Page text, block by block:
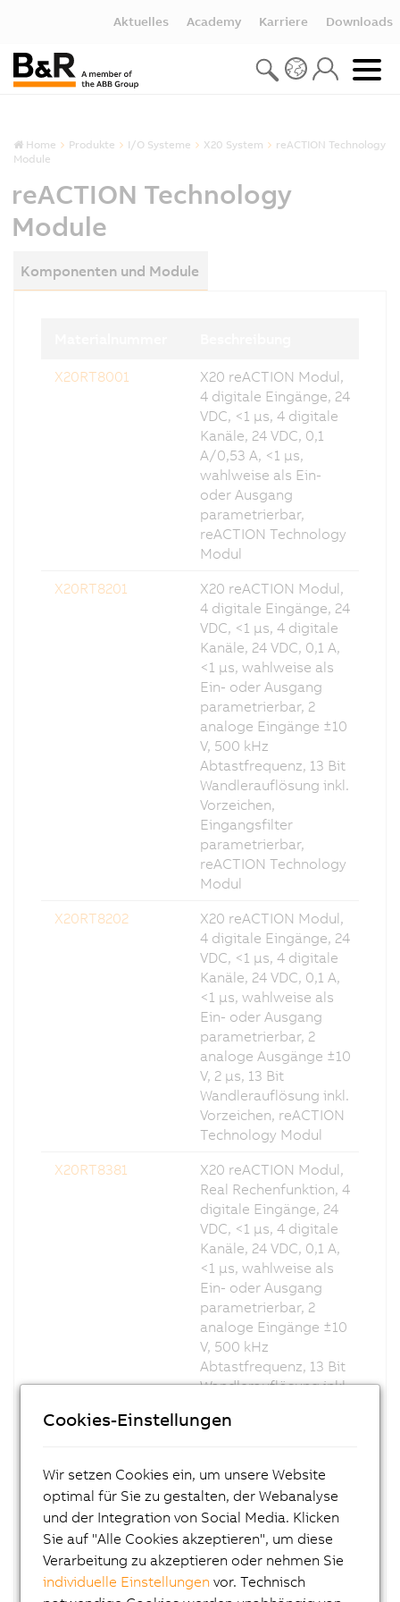
Aktuelles Academy Karriere Downloads
Home Produkte I/O Systeme X20 System
reACTION Technology
Module
reACTION Technology
Module
Komponenten und Module
X20RT8001
X20 reACTION Modul,
4 digitale Eingänge, 24
VDC, <1 µs, 4 digitale
Kanäle, 24 VDC, 0,1
A/0,53 A, <1 µs,
wahlweise als Ein-
oder Ausgang
parametrierbar,
reACTION Technology
Modul
X20RT8201
X20 reACTION Modul,
4 digitale Eingänge, 24
VDC, <1 µs, 4 digitale
Kanäle, 24 VDC, 0,1 A,
<1 µs, wahlweise als
Ein- oder Ausgang
parametrierbar, 2
analoge Eingänge ±10
V, 500 kHz
Abtastfrequenz, 13 Bit
Wandlerauflösung inkl.
Vorzeichen,
Eingangsfilter
parametrierbar,
reACTION Technology
Modul
X20RT8202
X20 reACTION Modul,
4 digitale Eingänge, 24
VDC, <1 µs, 4 digitale
Kanäle, 24 VDC, 0,1 A,
<1 µs, wahlweise als
Ein- oder Ausgang
parametrierbar, 2
analoge Ausgänge ±10
V, 2 µs, 13 Bit
Wandlerauflösung inkl.
Vorzeichen, reACTION
Technology Modul
X20RT8381
X20 reACTION Modul,
Real Rechenfunktion, 4
digitale Eingänge, 24
VDC, <1 µs, 4 digitale
Kanäle, 24 VDC, 0,1 A,
<1 µs, wahlweise als
Ein- oder Ausgang
parametrierbar, 2
analoge Eingänge ±10
V, 500 kHz
Abtastfrequenz, 13 Bit
Wandlerauflösung inkl.
Eingangsfilter
V, 2 µs, 13 Bit
Wandlerauflösung inkl.
Vorzeichen, reACTION
Technology Modul
X20RT8401
X20 reACTION Modul,
4 digitale Eingänge, 24
Cookies-Einstellungen
Wir setzen Cookies ein, um unsere Website
optimal für Sie zu gestalten, der Webanalyse
und der Integration von Social Media. Klicken
Sie auf "Alle Cookies akzeptieren", um diese
Verarbeitung zu akzeptieren oder nehmen Sie
individuelle Einstellungen vor. Technisch